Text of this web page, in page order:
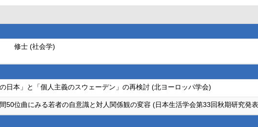
修士 (社会学)
の日本」と「個人主義のスウェーデン」の再検討 (北ヨーロッパ学会)
50位曲にみる若者の自意識と対人関係観の変容 (日本生活学会第33回秋期研究発